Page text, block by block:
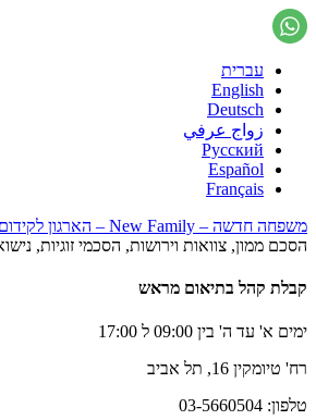
עברית
English
Deutsch
زواج عرفي
Русский
Español
Français
משפחה חדשה – New Family – הארגון לקידום זכויות המשפחה
הסכם ממון, צוואות וירושות, הסכמי זוגיות,
קבלת קהל בתיאום מראש
ימים א' עד ה' בין 09:00 ל 17:00
רח' טיומקין 16, תל אביב
טלפון: 03-5660504